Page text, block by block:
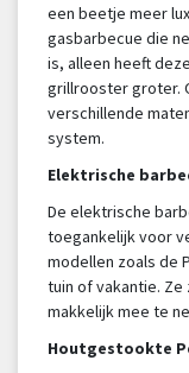
een beetje meer
gasbarbecue die
is, alleen heeft
grillrooster groter.
verschillende
system.
Elektrische
De elektrische
toegankelijk voor
modellen zoals de
tuin of vakantie. Ze
makkelijk mee te
Houtgestookte